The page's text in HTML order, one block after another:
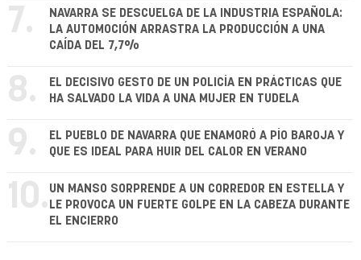
7.
NAVARRA SE DESCUELGA DE LA INDUSTRIA ESPAÑOLA:
LA AUTOMOCIÓN ARRASTRA LA PRODUCCIÓN A UNA
CAÍDA DEL 7,7%
8.
EL DECISIVO GESTO DE UN POLICÍA EN PRÁCTICAS QUE
HA SALVADO LA VIDA A UNA MUJER EN TUDELA
9.
EL PUEBLO DE NAVARRA QUE ENAMORÓ A PÍO BAROJA Y
QUE ES IDEAL PARA HUIR DEL CALOR EN VERANO
10. UN MANSO SORPRENDE A UN CORREDOR EN ESTELLA Y
LE PROVOCA UN FUERTE GOLPE EN LA CABEZA DURANTE
EL ENCIERRO